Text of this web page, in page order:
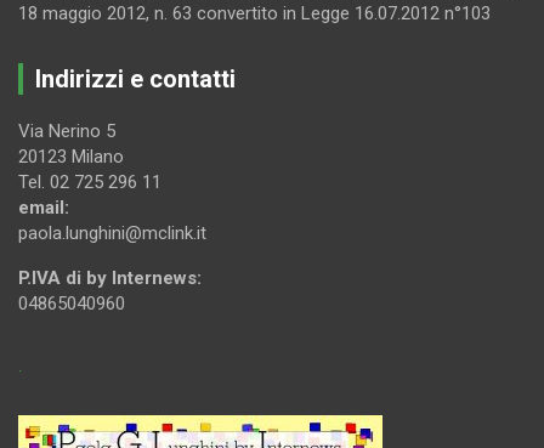
18 maggio 2012, n. 63 convertito in Legge 16.07.2012 n°103
Indirizzi e contatti
Via Nerino 5
20123 Milano
Tel. 02 725 296 11
email:
paola.lunghini@mclink.it
P.IVA di by Internews:
04865040960
.